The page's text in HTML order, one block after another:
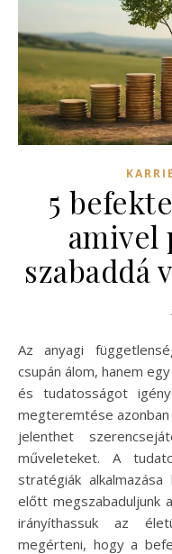
5
amivel
szabaddá
Az anyagi függetlenség elérése sokak számára nem
csupán álom, hanem
és tudatosságot
megteremtése
jelenthet
műveleteket. A
stratégiák
előtt megszabaduljunk
irányíthassuk az
megérteni, hogy a